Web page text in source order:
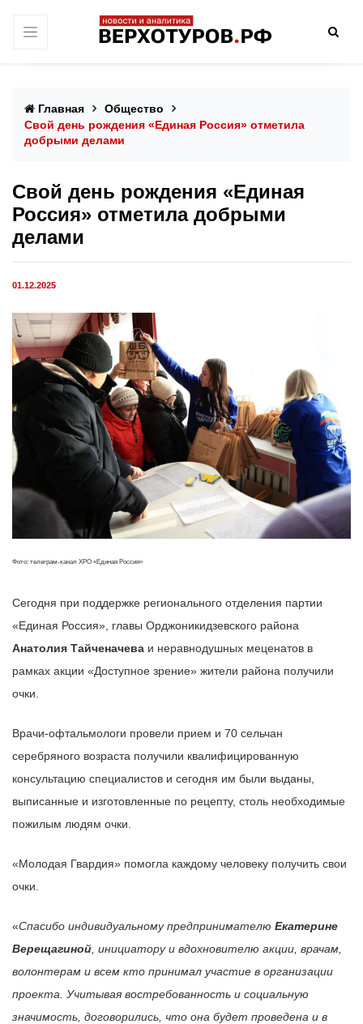
Главная
Общество
Свой день рождения «Единая Россия» отметила
добрыми делами
Свой день рождения «Единая
Россия» отметила добрыми
делами
01.12.2025
Фото: телеграм-канал ХРО «Единая Россия»
Сегодня при поддержке регионального отделения партии
«Единая Россия», главы Орджоникидзевского района
Анатолия Тайченачева и неравнодушных меценатов в
рамках акции «Доступное зрение» жители района получили
очки.
Врачи-офтальмологи провели прием и 70 сельчан
серебряного возраста получили квалифицированную
консультацию специалистов и сегодня им были выданы,
выписанные и изготовленные по рецепту, столь необходимые
пожилым людям очки.
«Молодая Гвардия» помогла каждому человеку получить свои
очки.
«Спасибо индивидуальному предпринимателю Екатерине
Верещагиной , инициатору и вдохновителю акции, врачам,
волонтерам и всем кто принимал участие в организации
проекта. Учитывая востребованность и социальную
значимость, договорились, что она будет проведена и в